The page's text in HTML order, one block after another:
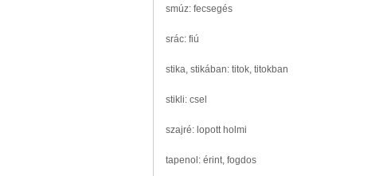
smúz: fecsegés
srác: fiú
stika, stikában: titok, titokban
stikli: csel
szajré: lopott holmi
tapenol: érint, fogdos